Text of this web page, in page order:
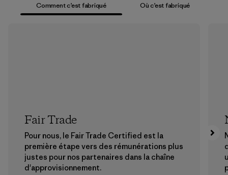
Comment c’est fabriqué Où c’est fabriqué
Fair Trade
Pour nous, le Fair Trade Certified est la
première étape vers des rémunérations plus
justes pour nos partenaires dans la chaîne
d'approvisionnement.